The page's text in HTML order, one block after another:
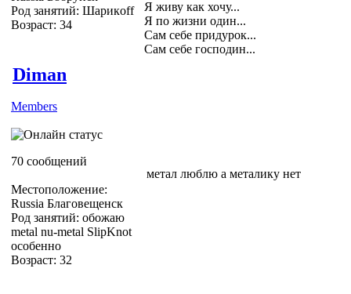
Род занятий: Шарикoff
Возраст: 34
Я живу как хочу...
Я по жизни один...
Сам себе придурок...
Сам себе господин...
Diman
Members
70 сообщений
Местоположение:
Russia Благовещенск
Род занятий: обожаю
metal nu-metal SlipKnot
особенно
Возраст: 32
метал люблю а металику нет